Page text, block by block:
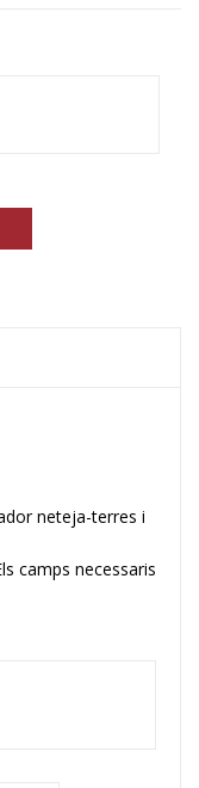
neteja-terres i
camps necessaris